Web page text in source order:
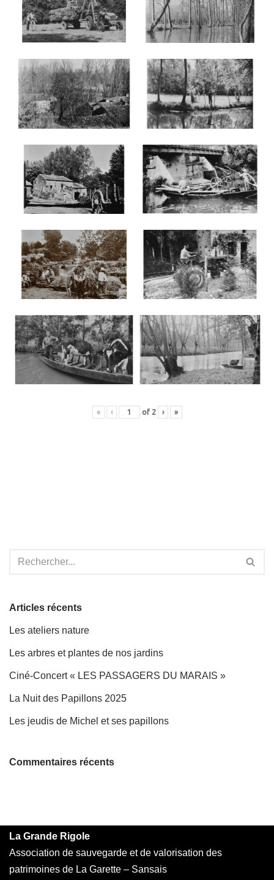
« ‹ of 2 › »
Articles récents
Les ateliers nature
Les arbres et plantes de nos jardins
Ciné-Concert « LES PASSAGERS DU MARAIS »
La Nuit des Papillons 2025
Les jeudis de Michel et ses papillons
Commentaires récents
La Grande Rigole
Association de sauvegarde et de valorisation des
patrimoines de La Garette – Sansais